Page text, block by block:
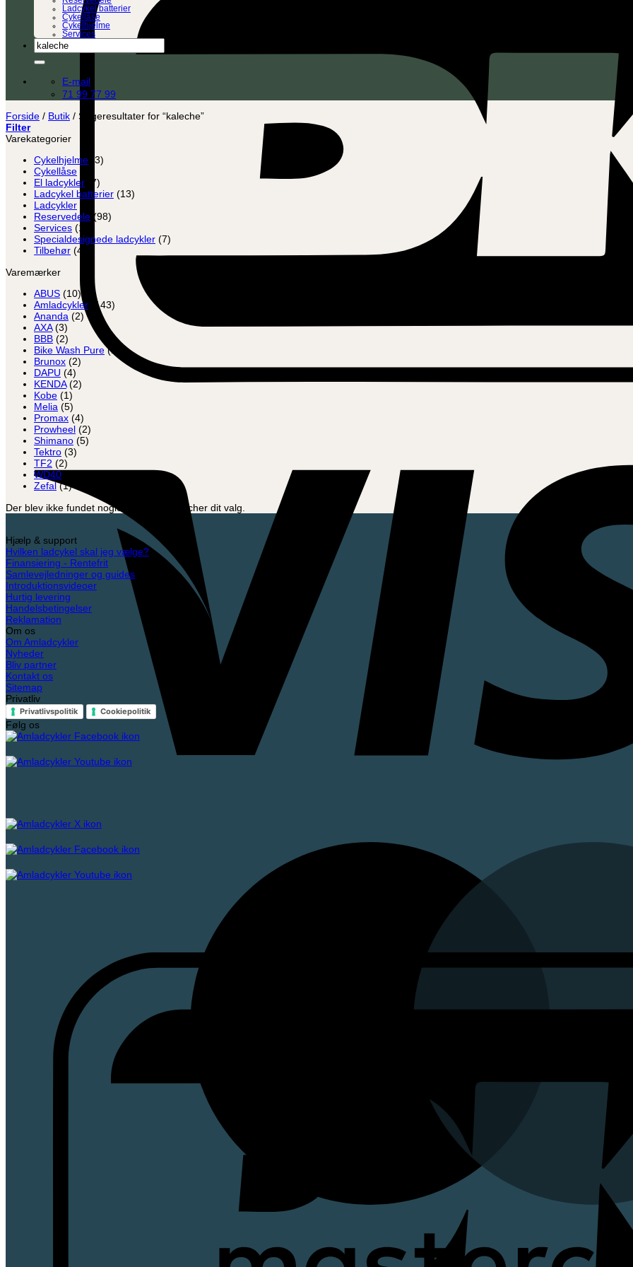
Ladcykel batterier
Cykellåse
Cykelhjelme
Services
Søg
efter:
E-mail
71 99 77 99
Forside / Butik / Søgeresultater for “kaleche”
Filter
Varekategorier
Cykelhjelme (3)
Cykellåse
El ladcykler
(7)
Ladcykel batterier (13)
Ladcykler
Reservedele (98)
Services (12)
Specialdesignede ladcykler (7)
Tilbehør (45)
Varemærker
ABUS (10)
Amladcykler
(143)
Ananda (2)
AXA (3)
BBB (2)
Bike Wash Pure (1)
Brunox (2)
DAPU (4)
KENDA (2)
Kobe (1)
Melia (5)
Promax (4)
Prowheel (2)
Shimano (5)
Tektro (3)
TF2 (2)
WD40
Zefal (1)
Der blev ikke fundet nogle varer, der matcher dit valg.
Hjælp & support
Hvilken ladcykel skal jeg vælge?
Finansiering - Rentefrit
Samlevejledninger og guides
Introduktionsvideoer
Hurtig levering
Handelsbetingelser
Reklamation
Om os
Om Amladcykler
Nyheder
Bliv partner
Kontakt os
Sitemap
Privatliv
Privatlivspolitik Cookiepolitik
Følg os